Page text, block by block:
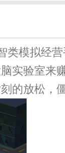
类模拟经
实验室来
的放松，